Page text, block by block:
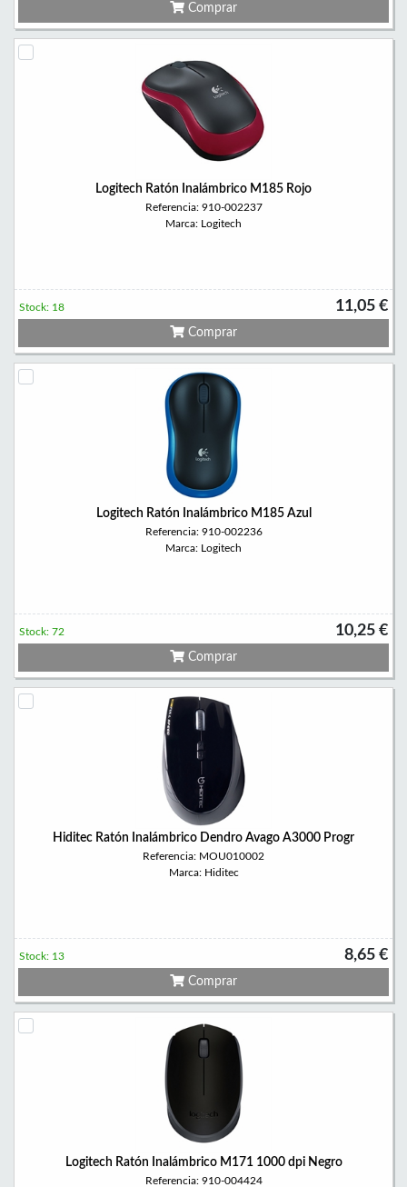
Comprar
Logitech Ratón Inalámbrico M185 Rojo
Referencia: 910-002237
Marca: Logitech
11,05 €
Stock: 18
Comprar
Logitech Ratón Inalámbrico M185 Azul
Referencia: 910-002236
Marca: Logitech
10,25 €
Stock: 72
Comprar
Hiditec Ratón Inalámbrico Dendro Avago A3000 Progr
Referencia: MOU010002
Marca: Hiditec
8,65 €
Stock: 13
Comprar
Logitech Ratón Inalámbrico M171 1000 dpi Negro
Referencia: 910-004424